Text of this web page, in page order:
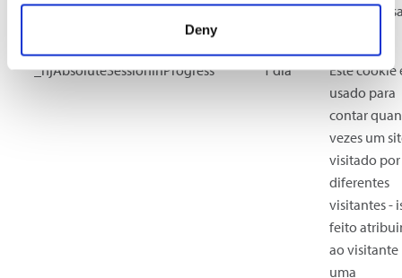
Deny
visitante
_hjAbsoluteSessionInProgress 1 dia
Este cookie
usado para
contar
vezes um
visitado por
diferentes
visitantes -
feito
ao visitante
uma